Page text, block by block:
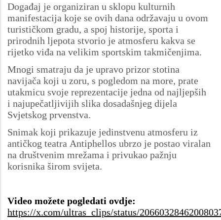
Događaj je organiziran u sklopu kulturnih
manifestacija koje se ovih dana održavaju u ovom
turističkom gradu, a spoj historije, sporta i
prirodnih ljepota stvorio je atmosferu kakva se
rijetko viđa na velikim sportskim takmičenjima.
Mnogi smatraju da je upravo prizor stotina
navijača koji u zoru, s pogledom na more, prate
utakmicu svoje reprezentacije jedna od najljepših
i najupečatljivijih slika dosadašnjeg dijela
Svjetskog prvenstva.
Snimak koji prikazuje jedinstvenu atmosferu iz
antičkog teatra Antiphellos ubrzo je postao viralan
na društvenim mrežama i privukao pažnju
korisnika širom svijeta.
Video možete pogledati ovdje:
https://x.com/ultras_clips/status/